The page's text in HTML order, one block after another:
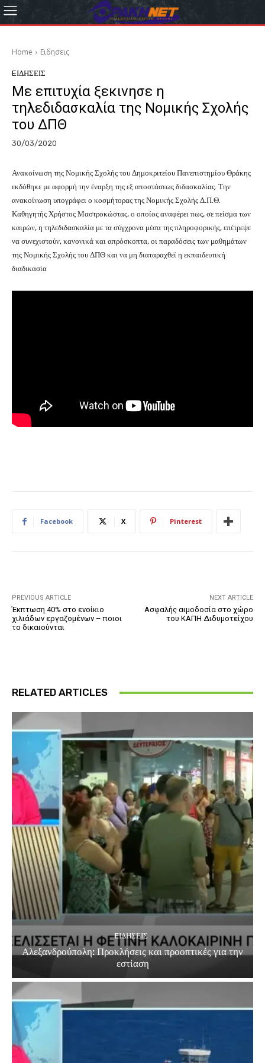
Home Eιδησεις
EΙΔΗΣΕΙΣ
Με επιτυχία ξεκινησε η
τηλεδιδασκαλία της Νομικής Σχολής
του ΔΠΘ
30/03/2020
Ανακοίνωση της Νομικής Σχολής του Δημοκριτείου Πανεπιστημίου Θράκης
εκδόθηκε με αφορμή την έναρξη της εξ αποστάσεως διδασκαλίας. Την
ανακοίνωση υπογράφει ο κοσμήτορας της Νομικής Σχολής Δ.Π.Θ.
Καθηγητής Χρήστος Μαστροκώστας, ο οποίος αναφέρει πως, σε πείσμα των
καιρών, η τηλεδιδασκαλία με τα σύγχρονα μέσα της πληροφορικής, επέτρεψε
να συνεχιστούν, κανονικά και απρόσκοπτα, οι παραδόσεις των μαθημάτων
της Νομικής Σχολής του ΔΠΘ και να μη διαταραχθεί η εκπαιδευτική
διαδικασία
Facebook X Pinterest
PREVIOUS ARTICLE
Έκπτωση 40% στο ενοίκιο
χιλιάδων εργαζομένων – ποιοι
το δικαιούνται
NEXT ARTICLE
Ασφαλής αιμοδοσία στο χώρο
του ΚΑΠΗ Διδυμοτείχου
RELATED ARTICLES
EΙΔΗΣΕΙΣ
Αλεξανδρούπολη: Προκλήσεις και προοπτικές για την
εστίαση